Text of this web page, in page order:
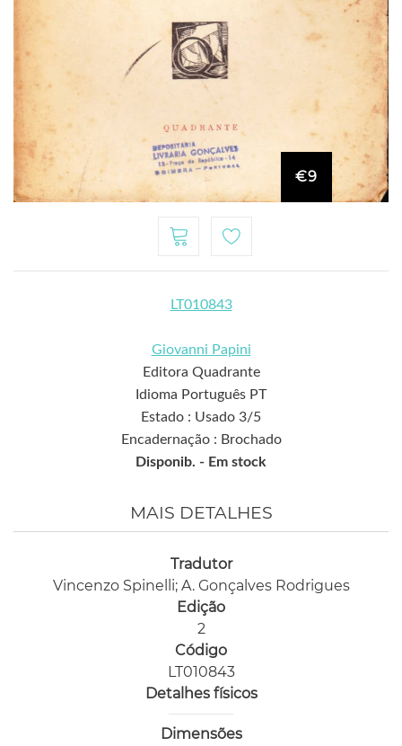
€9
LT010843
Giovanni Papini
Editora Quadrante
Idioma Português PT
Estado : Usado 3/5
Encadernação : Brochado
Disponib. - Em stock
MAIS DETALHES
Tradutor
Vincenzo Spinelli; A. Gonçalves Rodrigues
Edição
2
Código
LT010843
Detalhes físicos
Dimensões